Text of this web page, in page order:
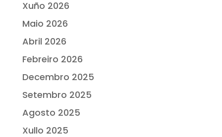
Xuño 2026
Maio 2026
Abril 2026
Febreiro 2026
Decembro 2025
Setembro 2025
Agosto 2025
Xullo 2025